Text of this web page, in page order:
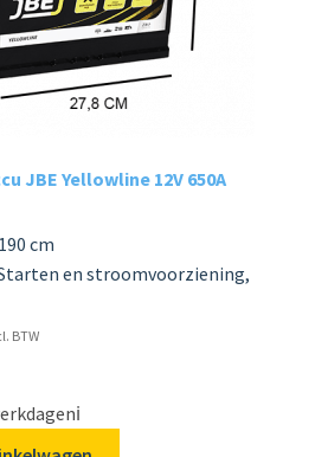
JBE Yellowline 12V 650A
cm
en stroomvoorziening,
BTW
ℹ️